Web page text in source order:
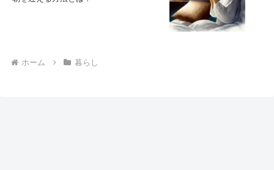
ホーム 暮らし